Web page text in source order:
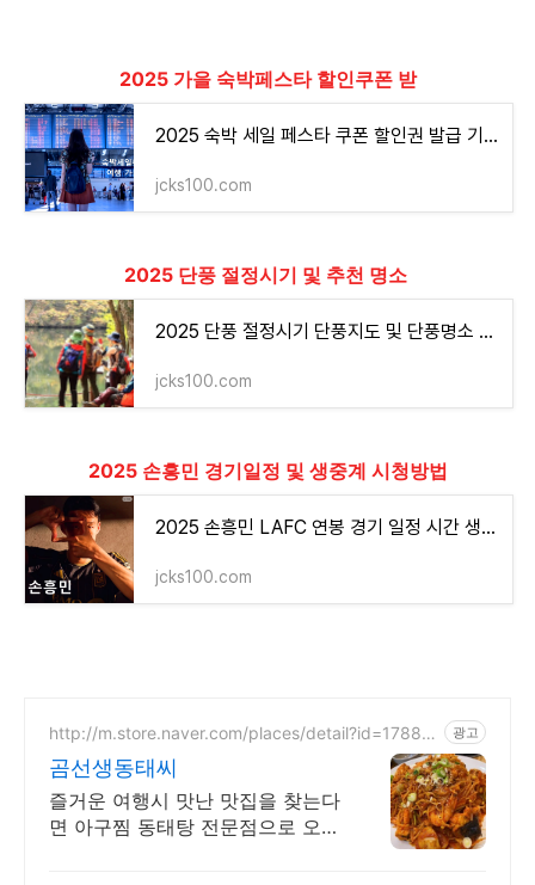
2025 가을 숙박페스타 할인쿠폰 받
2025 숙박 세일 페스타 쿠폰 할인권 발급 기간 신청 및 사용 방법
jcks100.com
2025 단풍 절정시기 및 추천 명소
2025 단풍 절정시기 단풍지도 및 단풍명소 명산 추천 코스
jcks100.com
2025 손흥민 경기일정 및 생중계 시청방법
2025 손흥민 LAFC 연봉 경기 일정 시간 생중계 시청방법
jcks100.com
http://m.store.naver.com/places/detail?id=17888
광고
곰선생동태씨
즐거운 여행시 맛난 맛집을 찾는다
면 아구찜 동태탕 전문점으로 오세